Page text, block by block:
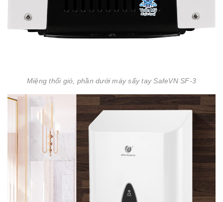
Miệng thổi gió, phần dưới máy sấy tay SafeVN SF-3